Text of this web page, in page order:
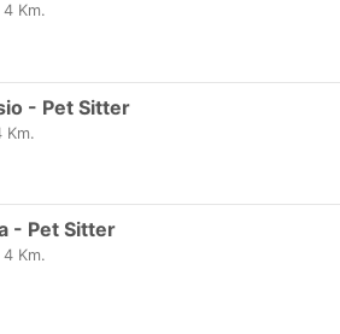
4 Km.
- Pet Sitter
Km.
- Pet Sitter
4 Km.